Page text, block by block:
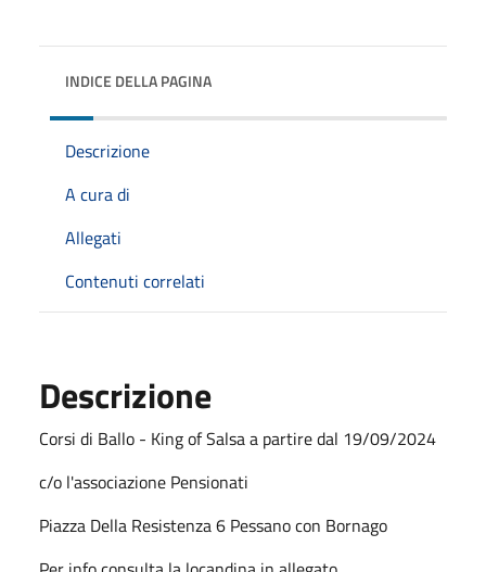
INDICE DELLA PAGINA
Descrizione
A cura di
Allegati
Contenuti correlati
Descrizione
Corsi di Ballo - King of Salsa a partire dal 19/09/2024
c/o l'associazione Pensionati
Piazza Della Resistenza 6 Pessano con Bornago